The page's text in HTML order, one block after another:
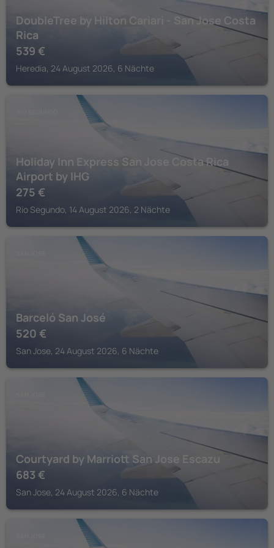
DoubleTree by Hilton Cariari - San Jose Costa
Rica
539 €
Heredia, 24 August 2026, 6 Nächte
Holiday Inn Express San Jose Costa Rica
Airport by IHG
275 €
Rio Segundo, 14 August 2026, 2 Nächte
Barceló San José
520 €
San Jose, 24 August 2026, 6 Nächte
Courtyard by Marriott San Jose Escazu
683 €
San Jose, 24 August 2026, 6 Nächte